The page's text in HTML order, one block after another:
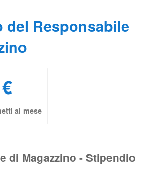
del Responsabile
al mese
di Magazzino - Stipendio